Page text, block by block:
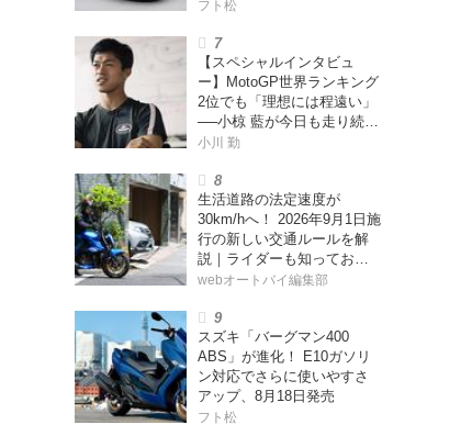
フト松
【スペシャルインタビュ
ー】MotoGP世界ランキング
2位でも「理想には程遠い」
──小椋 藍が今日も走り続け
る理由
小川 勤
生活道路の法定速度が
30km/hへ！ 2026年9月1日施
行の新しい交通ルールを解
説｜ライダーも知っておく
べきポイントをチェック！
webオートバイ編集部
スズキ「バーグマン400
ABS」が進化！ E10ガソリ
ン対応でさらに使いやすさ
アップ、8月18日発売
フト松